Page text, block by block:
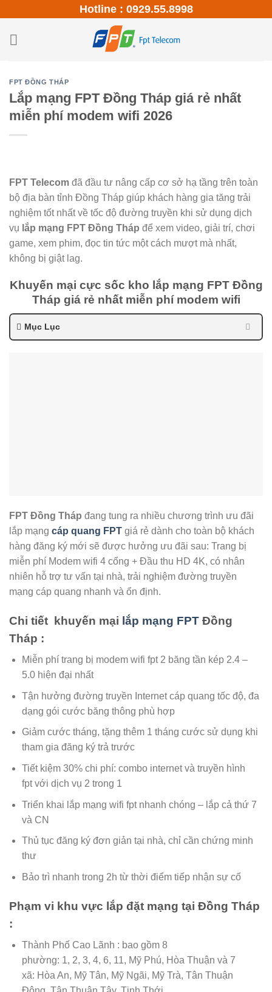
content
Hotline : 0929.55.8998
FPT ĐỒNG THÁP
Lắp mạng FPT Đồng Tháp giá rẻ nhất
miễn phí modem wifi 2026
FPT Telecom đã đầu tư nâng cấp cơ sở hạ tầng trên toàn
bộ địa bàn tỉnh Đồng Tháp giúp khách hàng gia tăng trải
nghiệm tốt nhất về tốc độ đường truyền khi sử dụng dịch
vụ lắp mạng FPT Đồng Tháp để xem video, giải trí, chơi
game, xem phim, đọc tin tức một cách mượt mà nhất,
không bị giật lag.
Khuyến mại cực sốc kho lắp mạng FPT Đồng
Tháp giá rẻ nhất miễn phí modem wifi
Mục Lục
FPT Đồng Tháp đang tung ra nhiều chương trình ưu đãi
lắp mạng cáp quang FPT giá rẻ dành cho toàn bộ khách
hàng đăng ký mới sẽ được hưởng ưu đãi sau: Trang bị
miễn phí Modem wifi 4 cổng + Đầu thu HD 4K, có nhân
nhiên hỗ trợ tư vấn tại nhà, trải nghiệm đường truyền
mạng cáp quang nhanh và ổn định.
Chi tiết khuyến mại lắp mạng FPT Đồng
Tháp :
Miễn phí trang bị modem wifi fpt 2 băng tần kép 2.4 –
5.0 hiện đại nhất
Tận hưởng đường truyền Internet cáp quang tốc độ, đa
dạng gói cước băng thông phù hợp
Giảm cước tháng, tặng thêm 1 tháng cước sử dụng khi
tham gia đăng ký trả trước
Tiết kiệm 30% chi phí: combo internet và truyền hình
fpt với dịch vụ 2 trong 1
Triển khai lắp mạng wifi fpt nhanh chóng – lắp cả thứ 7
và CN
Thủ tục đăng ký đơn giản tại nhà, chỉ cần chứng minh
thư
Bảo trì nhanh trong 2h từ thời điểm tiếp nhận sự cố
Phạm vi khu vực lắp đặt mạng tại Đồng Tháp
:
Thành Phố Cao Lãnh : bao gồm 8
phường: 1, 2, 3, 4, 6, 11, Mỹ Phú, Hòa Thuận và 7
xã: Hòa An, Mỹ Tân, Mỹ Ngãi, Mỹ Trà, Tân Thuận